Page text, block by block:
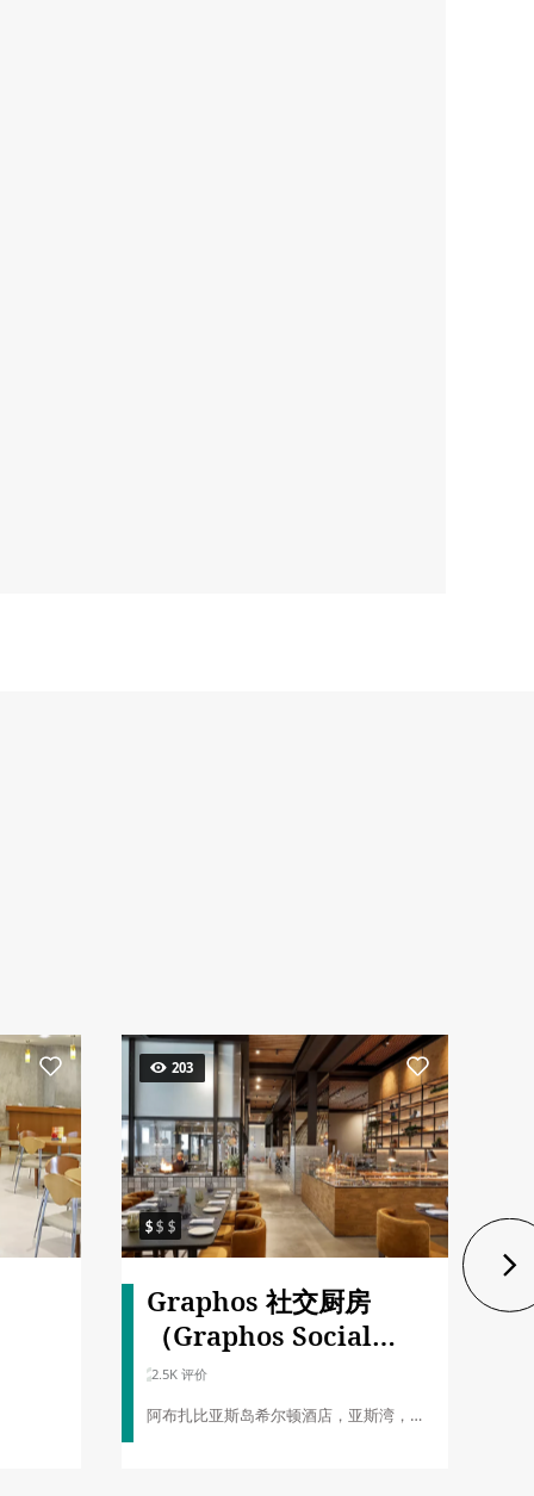
203
Graphos 社交厨房
（Graphos Social
Kitchen）
2.5K 评价
阿布扎比亚斯岛希尔顿酒店，亚斯湾，亚